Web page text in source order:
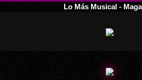
Lo Más Musical -